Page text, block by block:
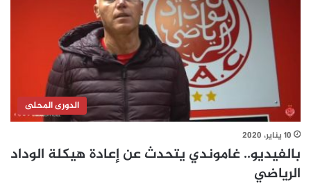
الدورى المحلى
10 يناير، 2020
بالفيديو.. غاموندي يتحدث عن إعادة هيكلة الوداد
الرياضي